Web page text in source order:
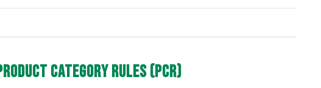
Category Rules (PCR)